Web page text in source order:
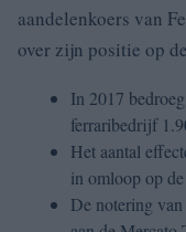
aandelenkoers van
over zijn positie op
In 2017
ferraribedrijf
Het aantal
in omloop op
De notering